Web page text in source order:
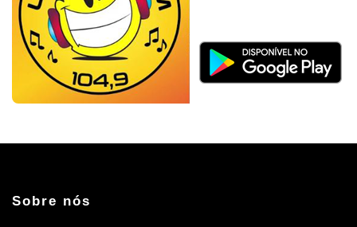
Sobre nós